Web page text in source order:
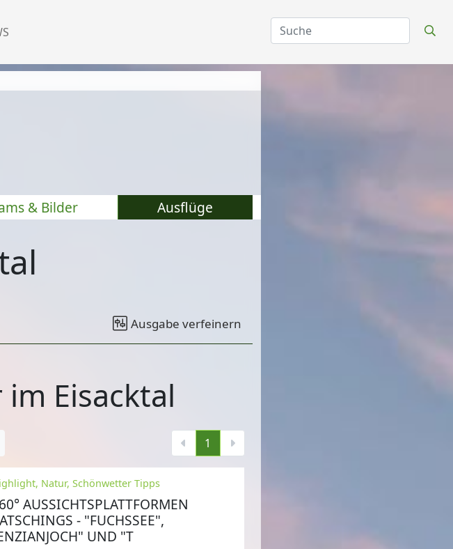
& Bilder Ausflüge
Ausgabe verfeinern
Eisacktal
1
Natur, Schönwetter Tipps
AUSSICHTSPLATTFORMEN
- "FUCHSSEE",
UND "T